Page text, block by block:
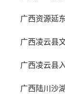
广西资源延
广西凌云县
广西凌云县
广西陆川沙